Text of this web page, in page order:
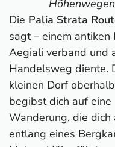
Die Palia Strata
sagt – einem
Aegiali verband und
Handelsweg diente.
kleinen Dorf
begibst dich auf
Wanderung, die
entlang eines